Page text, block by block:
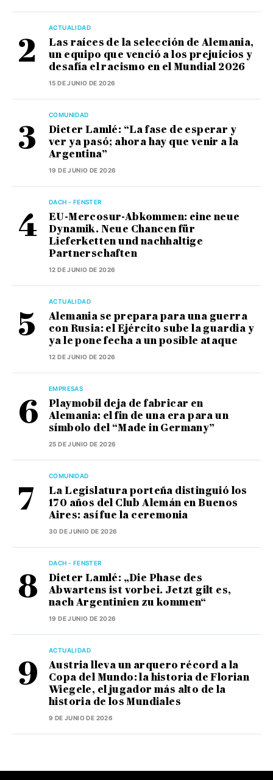
ACTUALIDAD
Las raíces de la selección de Alemania,
un equipo que venció a los prejuicios y
desafía el racismo en el Mundial 2026
15 DE JUNIO DE 2026
COMUNIDAD
Dieter Lamlé: “La fase de esperar y
ver ya pasó; ahora hay que venir a la
Argentina”
19 DE JUNIO DE 2026
DACH - FENSTER
EU-Mercosur-Abkommen: eine neue
Dynamik. Neue Chancen für
Lieferketten und nachhaltige
Partnerschaften
12 DE JUNIO DE 2026
ACTUALIDAD
Alemania se prepara para una guerra
con Rusia: el Ejército sube la guardia y
ya le pone fecha a un posible ataque
12 DE JUNIO DE 2026
EMPRESAS
Playmobil deja de fabricar en
Alemania: el fin de una era para un
símbolo del “Made in Germany”
25 DE JUNIO DE 2026
COMUNIDAD
La Legislatura porteña distinguió los
170 años del Club Alemán en Buenos
Aires: así fue la ceremonia
30 DE JUNIO DE 2026
DACH - FENSTER
Dieter Lamlé: „Die Phase des
Abwartens ist vorbei. Jetzt gilt es,
nach Argentinien zu kommen“
19 DE JUNIO DE 2026
ACTUALIDAD
Austria lleva un arquero récord a la
Copa del Mundo: la historia de Florian
Wiegele, el jugador más alto de la
historia de los Mundiales
9 DE JUNIO DE 2026